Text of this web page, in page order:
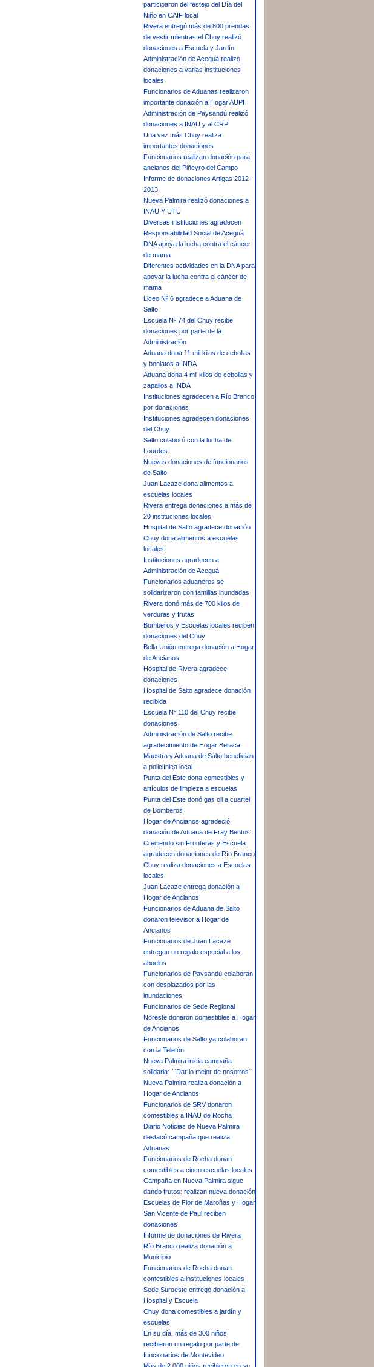
participaron del festejo del Día del
Niño en CAIF local
Rivera entregó más de 800 prendas
de vestir mientras el Chuy realizó
donaciones a Escuela y Jardín
Administración de Aceguá realizó
donaciones a varias instituciones
locales
Funcionarios de Aduanas realizaron
importante donación a Hogar AUPI
Administración de Paysandú realizó
donaciones a INAU y al CRP
Una vez más Chuy realiza
importantes donaciones
Funcionarios realizan donación para
ancianos del Piñeyro del Campo
Informe de donaciones Artigas 2012-
2013
Nueva Palmira realizó donaciones a
INAU Y UTU
Diversas instituciones agradecen
Responsabilidad Social de Aceguá
DNA apoya la lucha contra el cáncer
de mama
Diferentes actividades en la DNA para
apoyar la lucha contra el cáncer de
mama
Liceo Nº 6 agradece a Aduana de
Salto
Escuela Nº 74 del Chuy recibe
donaciones por parte de la
Administración
Aduana dona 11 mil kilos de cebollas
y boniatos a INDA
Aduana dona 4 mil kilos de cebollas y
zapallos a INDA
Instituciones agradecen a Río Branco
por donaciones
Instituciones agradecen donaciones
del Chuy
Salto colaboró con la lucha de
Lourdes
Nuevas donaciones de funcionarios
de Salto
Juan Lacaze dona alimentos a
escuelas locales
Rivera entrega donaciones a más de
20 instituciones locales
Hospital de Salto agradece donación
Chuy dona alimentos a escuelas
locales
Instituciones agradecen a
Administración de Aceguá
Funcionarios aduaneros se
solidarizaron con familias inundadas
Rivera donó más de 700 kilos de
verduras y frutas
Bomberos y Escuelas locales reciben
donaciones del Chuy
Bella Unión entrega donación a Hogar
de Ancianos
Hospital de Rivera agradece
donaciones
Hospital de Salto agradece donación
recibida
Escuela N° 110 del Chuy recibe
donaciones
Administración de Salto recibe
agradecimiento de Hogar Beraca
Maestra y Aduana de Salto benefician
a policlínica local
Punta del Este dona comestibles y
artículos de limpieza a escuelas
Punta del Este donó gas oil a cuartel
de Bomberos
Hogar de Ancianos agradeció
donación de Aduana de Fray Bentos
Creciendo sin Fronteras y Escuela
agradecen donaciones de Río Branco
Chuy realiza donaciones a Escuelas
locales
Juan Lacaze entrega donación a
Hogar de Ancianos
Funcionarios de Aduana de Salto
donaron televisor a Hogar de
Ancianos
Funcionarios de Juan Lacaze
entregan un regalo especial a los
abuelos
Funcionarios de Paysandú colaboran
con desplazados por las
inundaciones
Funcionarios de Sede Regional
Noreste donaron comestibles a Hogar
de Ancianos
Funcionarios de Salto ya colaboran
con la Teletón
Nueva Palmira inicia campaña
solidaria: ``Dar lo mejor de nosotros´´
Nueva Palmira realiza donación a
Hogar de Ancianos
Funcionarios de SRV donaron
comestibles a INAU de Rocha
Diario Noticias de Nueva Palmira
destacó campaña que realiza
Aduanas
Funcionarios de Rocha donan
comestibles a cinco escuelas locales
Campaña en Nueva Palmira sigue
dando frutos: realizan nueva donación
Escuelas de Flor de Maroñas y Hogar
San Vicente de Paul reciben
donaciones
Informe de donaciones de Rivera
Río Branco realiza donación a
Municipio
Funcionarios de Rocha donan
comestibles a instituciones locales
Sede Suroeste entregó donación a
Hospital y Escuela
Chuy dona comestibles a jardín y
escuelas
En su día, más de 300 niños
recibieron un regalo por parte de
funcionarios de Montevideo